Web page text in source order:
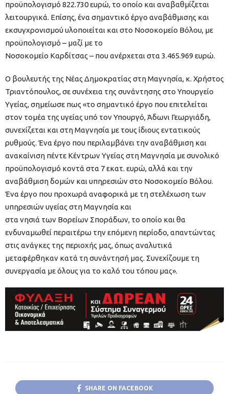
προϋπολογισμό 822.730 ευρώ, το οποίο και αναβαθμίζεται
λειτουργικά. Επίσης, ένα σημαντικό έργο αναβάθμισης και
εκσυγχρονισμού υλοποιείται και στο Νοσοκομείο Βόλου, με
προϋπολογισμό – μαζί με το
Νοσοκομείο Καρδίτσας – που ανέρχεται στα 3.465.969 ευρώ.
Ο βουλευτής της Νέας Δημοκρατίας στη Μαγνησία, κ. Χρήστος
Τριαντόπουλος, σε συνέχεια της συνάντησης στο Υπουργείο
Υγείας, σημείωσε πως «το σημαντικό έργο που επιτελείται
στον τομέα της υγείας υπό τον Υπουργό, Άδωνι Γεωργιάδη,
συνεχίζεται και στη Μαγνησία με τους ίδιους εντατικούς
ρυθμούς. Ένα έργο που περιλαμβάνει την αναβάθμιση και
ανακαίνιση πέντε Κέντρων Υγείας στη Μαγνησία με συνολικό
προϋπολογισμό κοντά στα 7 εκατ. ευρώ, αλλά και την
αναβάθμιση δομών και υπηρεσιών στο Νοσοκομείο Βόλου.
Ένα έργο που προχωρά αναφορικά με τη στελέχωση των
υπηρεσιών υγείας στη Μαγνησία και
στα νησιά των Βορείων Σποράδων, το οποίο και θα
ενδυναμωθεί περαιτέρω την επόμενη περίοδο, απαντώντας
στις ανάγκες της περιοχής μας, όπως αναλυτικά
μεταφέρθηκαν κατά τη συνάντησή μας. Συνεχίζουμε τη
συνεργασία με όλους για το καλό του τόπου μας».
SHARE ON FACEBOOK